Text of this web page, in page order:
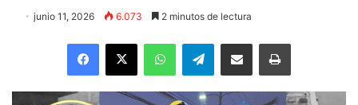
junio 11, 2026 6.073 2 minutos de lectura
Facebook
X WhatsAppTelegramEnviar vía email Imprimir